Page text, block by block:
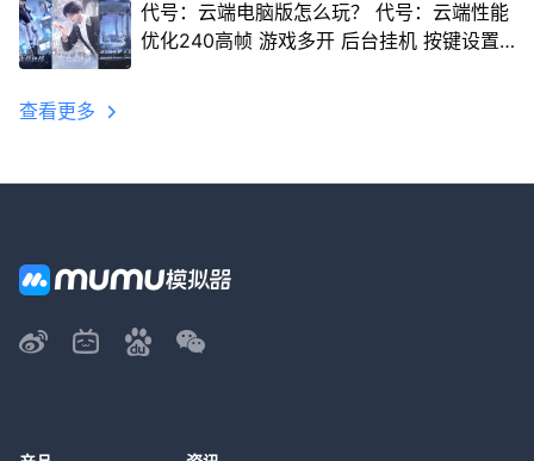
代号：云端电脑版怎么玩？ 代号：云端性能
优化240高帧 游戏多开 后台挂机 按键设置
查看更多